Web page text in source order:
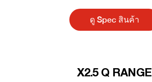
ดู Spec สินค้า
X2.5 Q RANGE